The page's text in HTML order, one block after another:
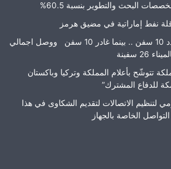
البحث والتطوير بنسبة 60.5%
نفط إماراتية في مضيق هرمز
ميناء دمياط يستقبل عدد 10 سفن .. بينما غادر 10 سفن ووصل اجمالي
سفينة
تتوشّح بأعلام المملكة وتركيا وباكستان
مكة للدفاع المشترك”
لتنظيم الاتصالات لتقديم الشكاوى في هذا
الخاصة بالجهاز